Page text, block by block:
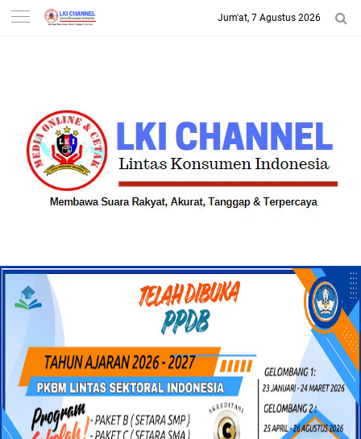
-->
Jum'at, 7 Agustus 2026